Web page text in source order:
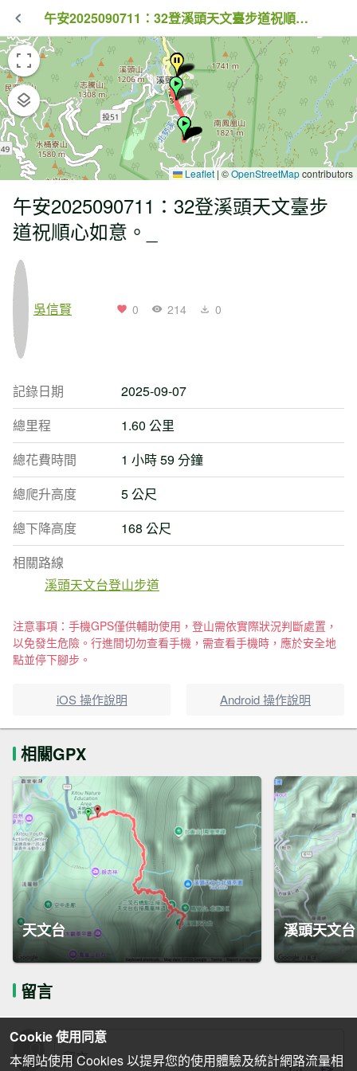
午安2025090711：32登溪頭天文臺步道祝順心如意。_
Leaflet | ©OpenStreetMapcontributors
午安2025090711：32登溪頭天文臺步
道祝順心如意。_
吳信賢 0 214 0
記錄日期
2025-09-07
總里程
1.60 公里
總花費時間
1 小時 59 分鐘
總爬升高度
5 公尺
總下降高度
168 公尺
相關路線
溪頭天文台登山步道
注意事項：手機GPS僅供輔助使用，登山需依實際狀況判斷處置，
以免發生危險。行進間切勿查看手機，需查看手機時，應於安全地
點並停下腳步。
iOS 操作說明 Android 操作說明
相關GPX
天文台 溪頭天文台
留言
Cookie 使用同意
本網站使用 Cookies 以提昇您的使用體驗及統計網路流量相